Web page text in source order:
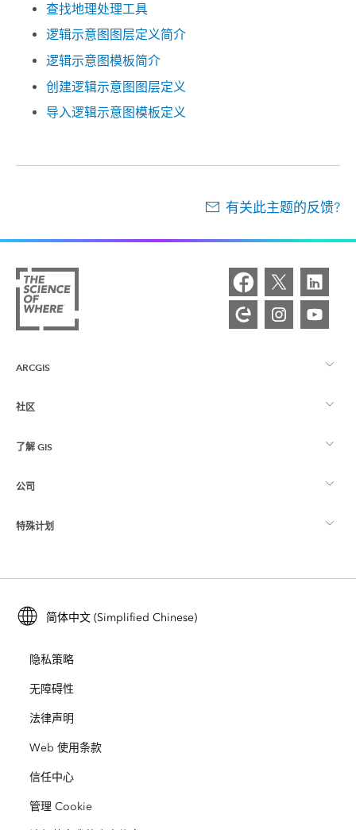
查找地理处理工具
逻辑示意图图层定义简介
逻辑示意图模板简介
创建逻辑示意图图层定义
导入逻辑示意图模板定义
有关此主题的反馈?
ARCGIS
ArcGIS 概览
制图
Esri Store
社区
Esri 社区
ArcGIS 博客
用户研究和测试
Esri 年轻专家关系网
了解 GIS
什么是 GIS？
位置智能
培训
ArcUser
ArcNews
ArcWatch
Esri Press
Esri 视频
公司
关于 Esri
招贤纳士
开放视野
业务行为准则
特殊计划
ArcGIS for Student Use
保护
教育
简体中文 (Simplified Chinese)
隐私策略
无障碍性
法律声明
Web 使用条款
信任中心
管理 Cookie